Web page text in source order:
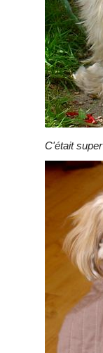
C'était